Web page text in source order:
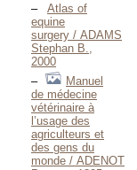
Atlas of
equine
surgery / ADAMS
Stephan B.,
2000
Manuel
de médecine
vétérinaire à
l’usage des
agriculteurs et
des gens du
monde / ADENOT